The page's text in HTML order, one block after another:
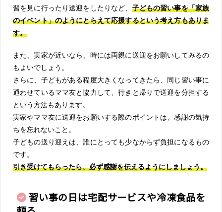
習を見に行ったり送迎をしたりなど、 子どもの習い事を「家族
のイベント」のようにとらえて応援するという考え方もありま
す。
また、実家が近いなら、時には両親に送迎をお願いしてみるの
もよいでしょう。
さらに、子どもがある程度大きくなってきたら、同じ習い事に
通わせているママ友と協力して、行きと帰りで送迎を分担する
という方法もあります。
実家やママ友に送迎をお願いする際のポイントは、感謝の気持
ちを忘れないこと。
子どもの送り迎えは、誰にとっても少なからず負担になるもの
です。
引き受けてもらったら、必ず感謝を伝えるようにしましょう。
習い事の日は宅配サービスや冷凍食品を